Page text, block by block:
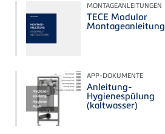
MONTAGEANLEITUNGEN
TECE Modulor
Montageanleitung
APP-DOKUMENTE
Anleitung-
Hygienespülung
(kaltwasser)